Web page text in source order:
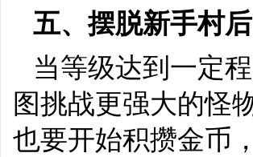
五、摆脱新手村
当等级达到一定
图挑战更强大的怪
也要开始积攒金币